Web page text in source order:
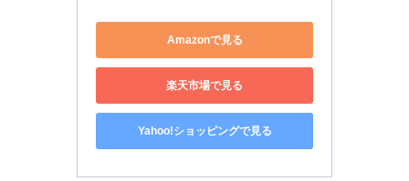
Amazonで見る
楽天市場で見る
Yahoo!ショッピングで見る